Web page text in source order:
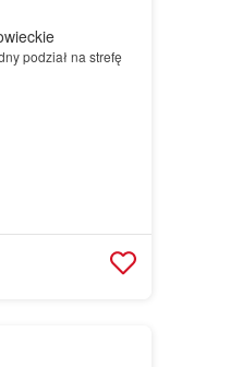
podział na strefę